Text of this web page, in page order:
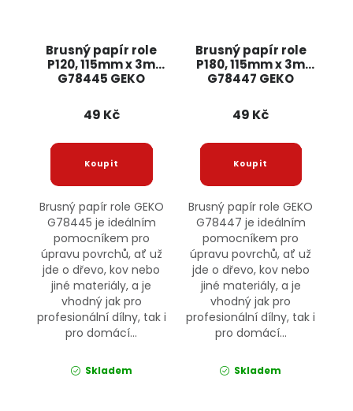
Brusný papír role
P120, 115mm x 3m
G78445 GEKO
49 Kč
Brusný papír role GEKO
G78445 je ideálním
pomocníkem pro
úpravu povrchů, ať už
jde o dřevo, kov nebo
jiné materiály, a je
vhodný jak pro
profesionální dílny, tak i
pro domácí...
Skladem
Brusný papír role
P180, 115mm x 3m
G78447 GEKO
49 Kč
Brusný papír role GEKO
G78447 je ideálním
pomocníkem pro
úpravu povrchů, ať už
jde o dřevo, kov nebo
jiné materiály, a je
vhodný jak pro
profesionální dílny, tak i
pro domácí...
Skladem